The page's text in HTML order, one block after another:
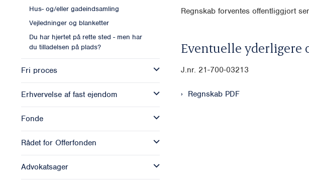
Hus- og/eller gadeindsamling
Vejledninger og blanketter
Du har hjertet på rette sted - men har
du tilladelsen på plads?
Fri proces
Erhvervelse af fast ejendom
Fonde
Rådet for Offerfonden
Advokatsager
Regnskab forventes offentliggjort
Eventuelle yderligere
J.nr. 21-700-03213
Regnskab PDF